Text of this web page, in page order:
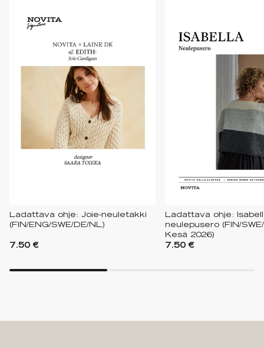
Ladattava ohje: Joie-neuletakki
(FIN/ENG/SWE/DE/NL)
7.50 €
Ladattava ohje:
neulepusero (FIN/
Kesä 2026)
7.50 €